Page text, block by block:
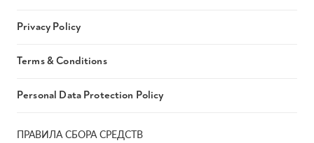
ПРАВИЛА СБОРА СРЕДСТВ
Privacy Policy
Terms & Conditions
Personal Data Protection Policy